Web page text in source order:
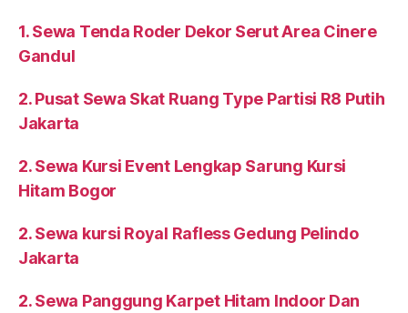
1. Sewa Tenda Roder Dekor Serut Area Cinere
Gandul
2. Pusat Sewa Skat Ruang Type Partisi R8 Putih
Jakarta
2. Sewa Kursi Event Lengkap Sarung Kursi
Hitam Bogor
2. Sewa kursi Royal Rafless Gedung Pelindo
Jakarta
2. Sewa Panggung Karpet Hitam Indoor Dan